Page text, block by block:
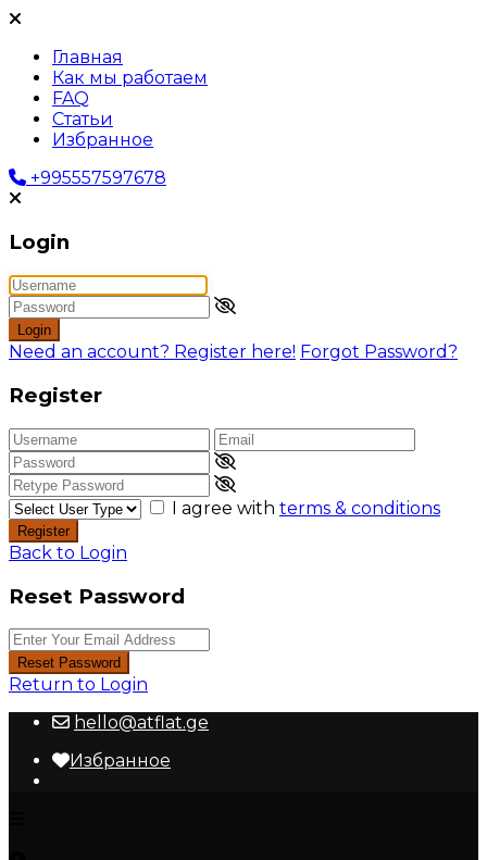
Главная
Как мы работаем
FAQ
Статьи
Избранное
+995557597678
Login
Login
Need an account? Register here! Forgot Password?
Register
I agree with terms & conditions
Register
Back to Login
Reset Password
Reset Password
Return to Login
hello@atflat.ge
Избранное